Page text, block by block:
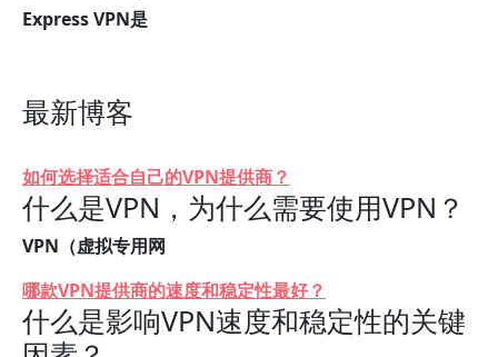
Express VPN是
最新博客
如何选择适合自己的VPN提供商？
什么是VPN，为什么需要使用VPN？
VPN（虚拟专用网
哪款VPN提供商的速度和稳定性最好？
什么是影响VPN速度和稳定性的关键